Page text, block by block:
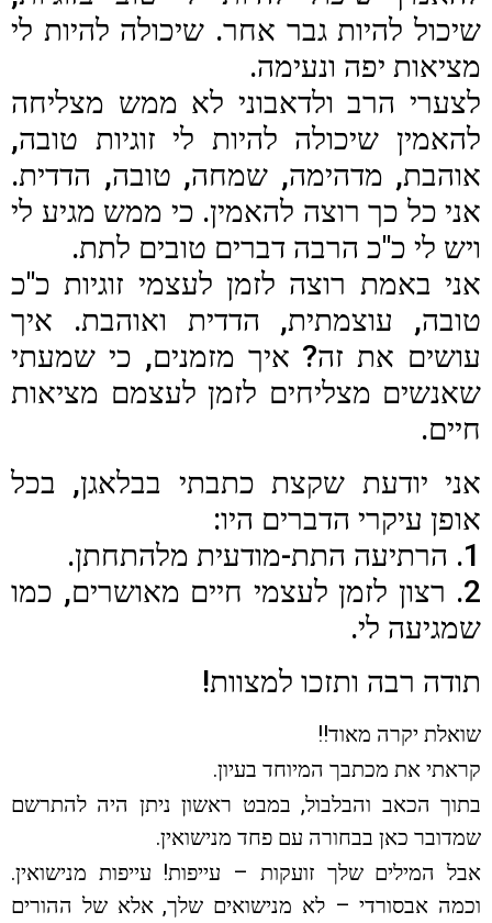
שיכול להיות גבר אחר. שיכולה להיות לי
מציאות יפה ונעימה.
לצערי הרב ולדאבוני לא ממש מצליחה
להאמין שיכולה להיות לי זוגיות טובה,
אוהבת, מדהימה, שמחה, טובה, הדדית.
אני כל כך רוצה להאמין. כי ממש מגיע לי
ויש לי כ"כ הרבה דברים טובים לתת.
אני באמת רוצה לזמן לעצמי זוגיות כ"כ
טובה, עוצמתית, הדדית ואוהבת. איך
עושים את זה? איך מזמנים, כי שמעתי
שאנשים מצליחים לזמן לעצמם מציאות
חיים.
אני יודעת שקצת כתבתי בבלאגן, בכל
אופן עיקרי הדברים היו:
1. הרתיעה התת-מודעית מלהתחתן.
2. רצון לזמן לעצמי חיים מאושרים, כמו
שמגיעה לי.
תודה רבה ותזכו למצוות!
שואלת יקרה מאוד!!
קראתי את מכתבך המיוחד בעיון.
בתוך הכאב והבלבול, במבט ראשון ניתן היה להתרשם
שמדובר כאן בבחורה עם פחד מנישואין.
אבל המילים שלך זועקות – עייפות! עייפות מנישואין.
וכמה אבסורדי – לא מנישואים שלך, אלא של ההורים